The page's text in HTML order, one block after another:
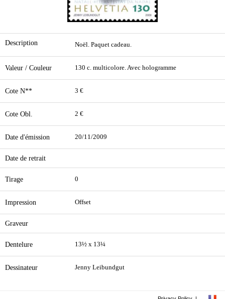
Description Noël. Paquet cadeau.
Valeur / Couleur 130 c. multicolore. Avec hologramme
Cote N** 3 €
Cote Obl. 2 €
Date d'émission 20/11/2009
Date de retrait
Tirage 0
Impression Offset
Graveur
Dentelure 13½ x 13¼
Dessinateur Jenny Leibundgut